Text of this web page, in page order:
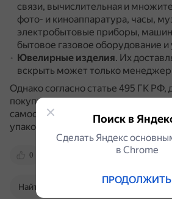
связи, вычислительная и
фото- и киноаппаратура, часы,
электробытовые приборы,
бытовое газовое оборудование и
Ювелирные изделия. Их
вскрыть может только
Однако согласно статье 495 ГК РФ,
покупатель может осматривать и
самостоятельно или с помощью
упаковку.
0
Найти в Поиске
Поиск в
Сделать Яндекс
в Сhrome
ПРОДОЛЖИТЬ